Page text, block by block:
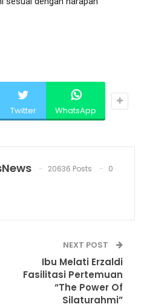
Twitter WhatsApp
20636 Posts
0
NEXT POST
Ibu Melati Erzaldi
Fasilitasi Pertemuan
“The Power Of
Silaturahmi”